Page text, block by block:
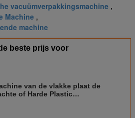
vacuümverpakkingsmachine ,
Machine ,
machine
beste prijs voor
van de vlakke plaat de
of Harde Plastic